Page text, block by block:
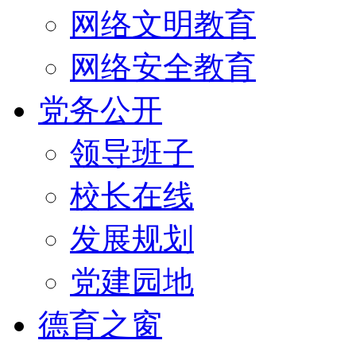
网络文明教育
网络安全教育
党务公开
领导班子
校长在线
发展规划
党建园地
德育之窗